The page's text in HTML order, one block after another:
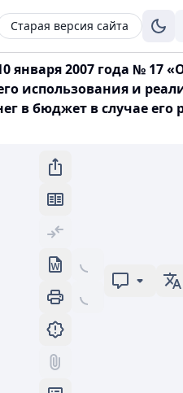
Старая версия сайта
января 2007 года № 17
использования и
в бюджет в случае